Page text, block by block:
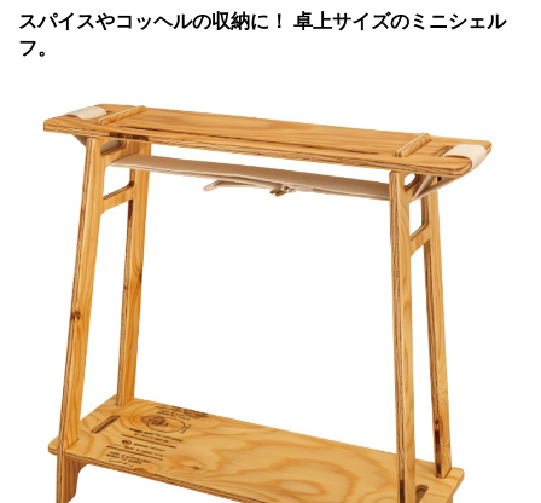
スパイスやコッヘルの収納に！ 卓上サイズのミニシェル
フ。